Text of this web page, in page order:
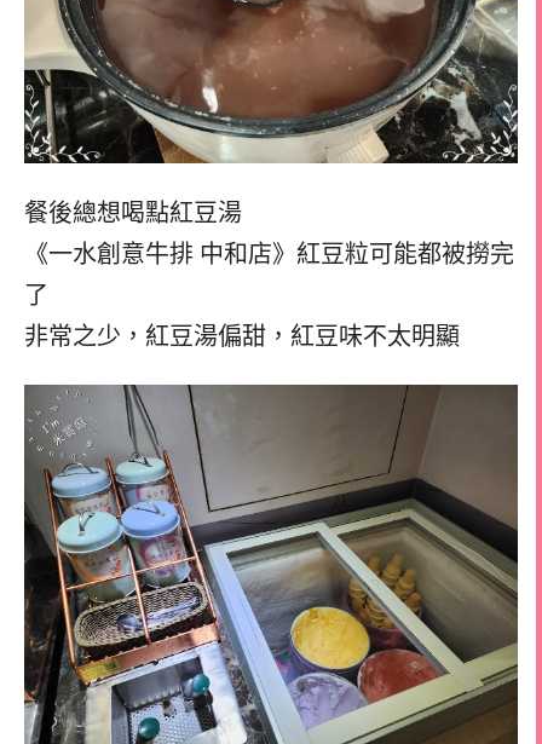
餐後總想喝點紅豆湯
《一水創意牛排 中和店》紅豆粒可能都被撈完
了
非常之少，紅豆湯偏甜，紅豆味不太明顯